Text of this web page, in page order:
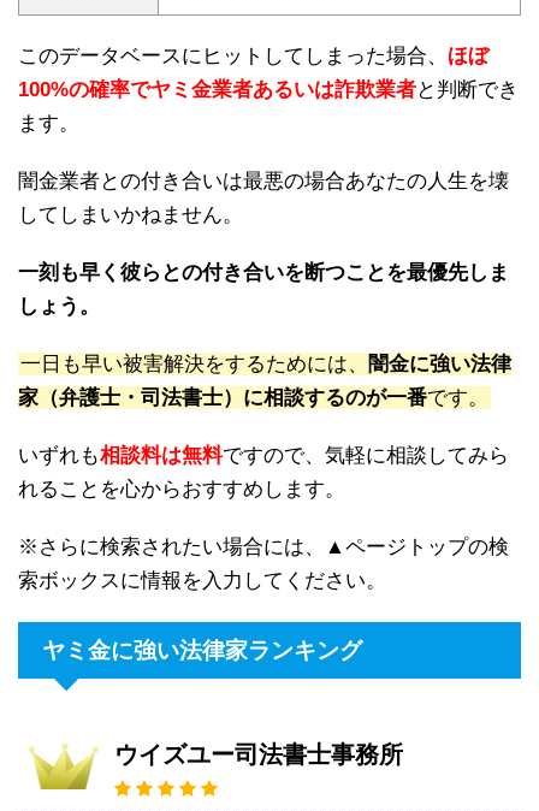
このデータベースにヒットしてしまった場合、 ほぼ
100%の確率でヤミ金業者あるいは詐欺業者と判断でき
ます。
闇金業者との付き合いは最悪の場合あなたの人生を壊
してしまいかねません。
一刻も早く彼らとの付き合いを断つことを最優先しま
しょう。
一日も早い被害解決をするためには、
闇金に強い法律
家（弁護士・司法書士）に相談するのが一番です。
いずれも相談料は無料ですので、気軽に相談してみら
れることを心からおすすめします。
※さらに検索されたい場合には、▲ページトップの検
索ボックスに情報を入力してください。
ヤミ金に強い法律家ランキング
ウイズユー司法書士事務所